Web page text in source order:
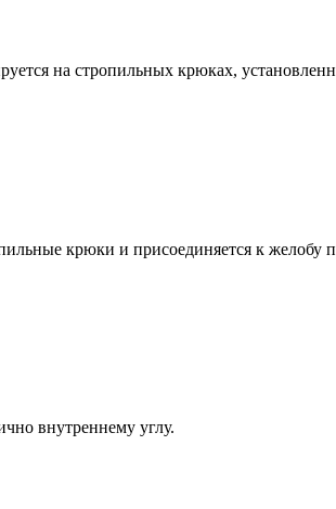
на стропильных крюках,
крюки и присоединяется к желобу
внутреннему углу.